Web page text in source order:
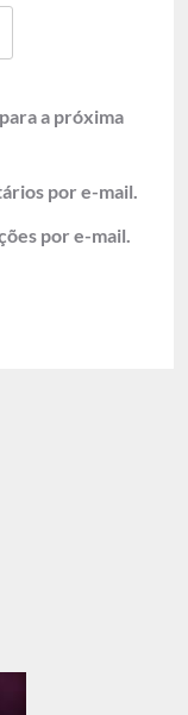
a próxima
por e-mail.
por e-mail.